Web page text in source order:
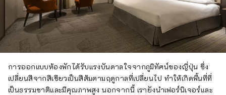
การออกแบบห้องพักได้รับแรงบันดาลใจจากภูมิทัศน์ของญี่ปุ่น ซึ่ง
เปลี่ยนสีจากสีเขียวเป็นสีส้มตามฤดูกาลที่เปลี่ยนไป ทำให้เกิดพื้นที่ที่
เป็นธรรมชาติและมีคุณภาพสูง นอกจากนี้ เรายังนำเฟอร์นิเจอร์และ